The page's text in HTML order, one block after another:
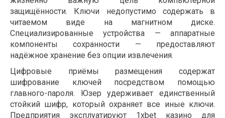
защищённости. Ключи недопустимо содержать в
читаемом виде на магнитном диске.
Специализированные устройства — аппаратные
компоненты сохранности — предоставляют
надёжное хранение без опции извлечения.
Цифровые приёмы размещения содержат
шифрование ключей посредством помощью
главного-пароля. Юзер удерживает единственный
стойкий шифр, который охраняет все иные ключи.
Предприятия эксплуатируют 1xbet казино для